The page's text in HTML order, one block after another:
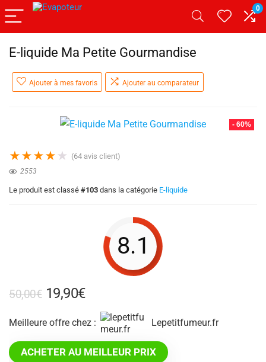
0
E-liquide Ma Petite Gourmandise
Ajouter à mes favoris Ajouter au comparateur
- 60%
★★★★ ★ (64 avis client)
2553
Le produit est classé #103 dans la catégorie E-liquide
8.1
50,00€ 19,90€
Meilleure offre chez : lepetitfumeur.fr
ACHETER AU MEILLEUR PRIX